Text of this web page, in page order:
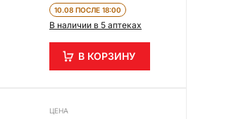
10.08 ПОСЛЕ 18:00
В наличии в 5 аптеках
В КОРЗИНУ
ЦЕНА